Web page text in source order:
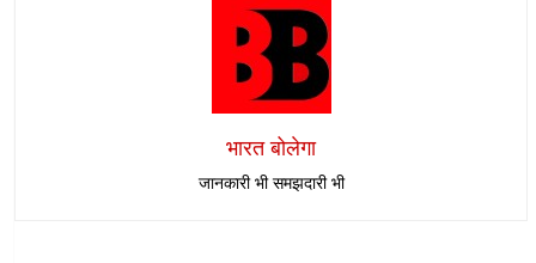
भारत बोलेगा
जानकारी भी समझदारी भी